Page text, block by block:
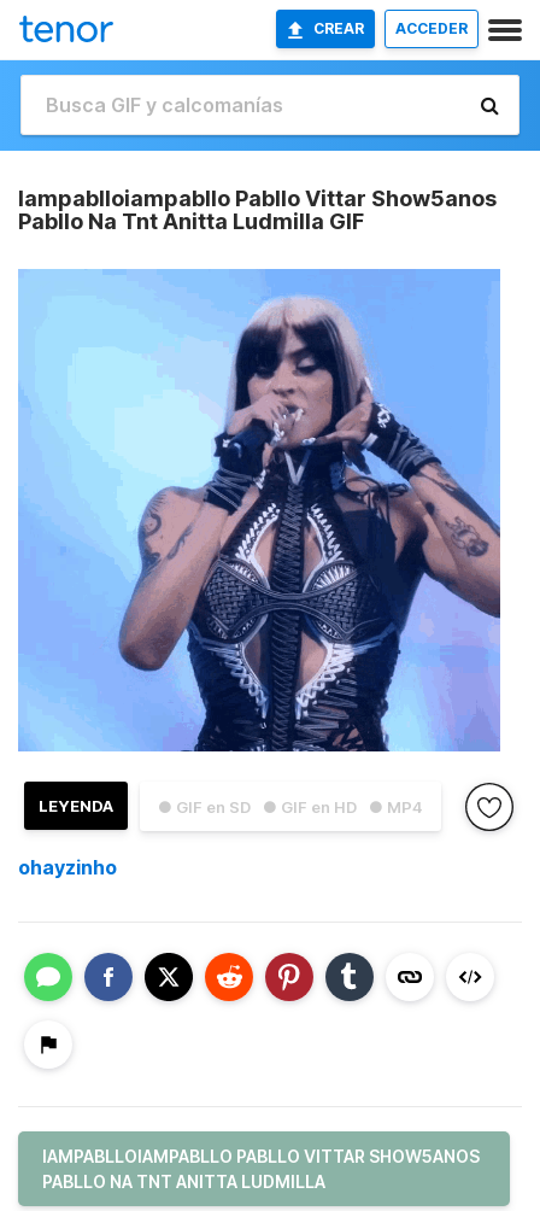
CREAR ACCEDER
Iampablloiampabllo Pabllo Vittar Show5anos
Pabllo Na Tnt Anitta Ludmilla GIF
● GIF en SD ● GIF en HD ● MP4
LEYENDA
ohayzinho
IAMPABLLOIAMPABLLO PABLLO VITTAR SHOW5ANOS
PABLLO NA TNT ANITTA LUDMILLA